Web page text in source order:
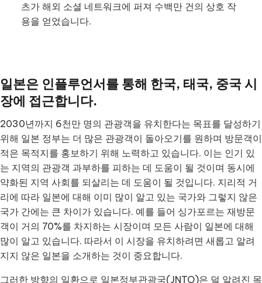
츠가 해외 소셜 네트워크에 퍼져 수백만 건의 상호 작
용을 얻었습니다.
일본은 인플루언서를 통해 한국, 태국, 중국 시
장에 접근합니다.
2030년까지 6천만 명의 관광객을 유치한다는 목표를 달성하기
위해 일본 정부는 더 많은 관광객이 돌아오기를 원하며 방문객이
적은 목적지를 홍보하기 위해 노력하고 있습니다. 이는 인기 있
는 지역의 관광객 과부하를 피하는 데 도움이 될 것이며 동시에
약화된 지역 사회를 되살리는 데 도움이 될 것입니다. 지리적 거
리에 따라 일본에 대해 이미 많이 알고 있는 국가와 그렇지 않은
국가 간에는 큰 차이가 있습니다. 예를 들어 싱가포르는 재방문
객이 거의 70%를 차지하는 시장이며 모든 사람이 일본에 대해
많이 알고 있습니다. 따라서 이 시장을 유치하려면 새롭고 알려
지지 않은 일본을 소개하는 것이 중요합니다.
그러한 방향의 일환으로 일본정부관광국(JNTO)은 덜 알려진 목